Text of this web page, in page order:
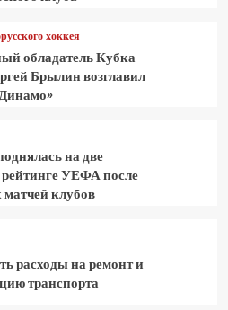
хоккея
обладатель Кубка
Брылин возглавил
на две
УЕФА после
клубов
расходы на ремонт и
транспорта